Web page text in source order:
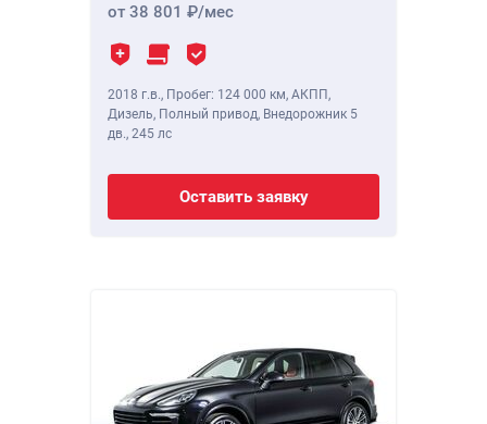
от 38 801 /мес
2018 г.в., Пробег: 124 000 км, АКПП,
Дизель, Полный привод, Внедорожник 5
дв., 245 лс
Оставить заявку